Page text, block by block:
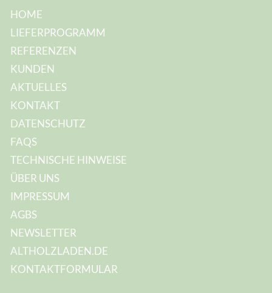
HOME
LIEFERPROGRAMM
REFERENZEN
KUNDEN
AKTUELLES
KONTAKT
DATENSCHUTZ
FAQS
TECHNISCHE HINWEISE
ÜBER UNS
IMPRESSUM
AGBS
NEWSLETTER
ALTHOLZLADEN.DE
KONTAKTFORMULAR